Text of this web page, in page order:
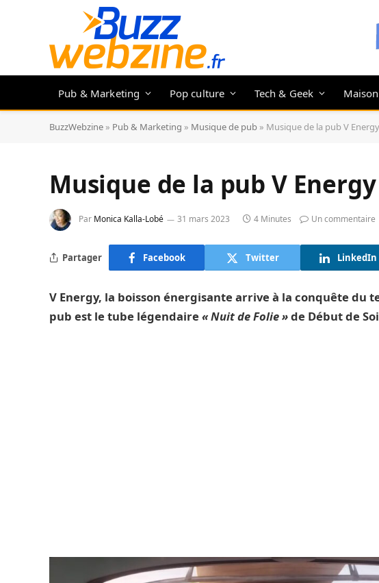
Pub & Marketing Pop culture Tech & Geek Maison
BuzzWebzine » Pub & Marketing » Musique de pub » Musique de la pub V
Musique de la pub V
Par Monica Kalla-Lobé 31 mars 2023 4 Minutes Un commentaire
Partager Facebook Twitter LinkedIn
V Energy, la boisson énergisante arrive à la conquête du
pub est le tube légendaire « Nuit de Folie »de Début de